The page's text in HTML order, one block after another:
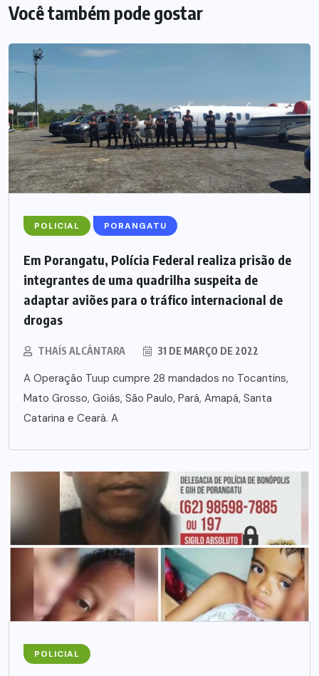
Você também pode gostar
POLICIAL PORANGATU
Em Porangatu, Polícia Federal realiza prisão de
integrantes de uma quadrilha suspeita de
adaptar aviões para o tráfico internacional de
drogas
THAÍS ALCÂNTARA 31 DE MARÇO DE 2022
A Operação Tuup cumpre 28 mandados no Tocantins,
Mato Grosso, Goiás, São Paulo, Pará, Amapá, Santa
Catarina e Ceará. A
POLICIAL